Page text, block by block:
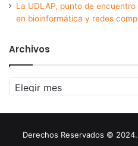
La UDLAP, punto de
en bioinformática y redes
Archivos
Archivos
Derechos Reservados ©